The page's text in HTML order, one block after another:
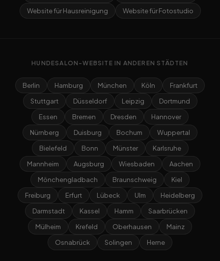
Website für Hausreinigung
Website für Fotostudio
HUNDESALON-WEBSITE IN ANDEREN STÄDTEN
Berlin Hamburg München Köln
Frankfurt
Stuttgart
Düsseldorf Leipzig
Dortmund
Essen
Bremen Dresden
Hannover
Nürnberg
Duisburg Bochum
Wuppertal
Bielefeld
Bonn Münster
Karlsruhe
Mannheim
Augsburg Wiesbaden
Aachen
Mönchengladbach
Braunschweig
Kiel
Freiburg
Erfurt Lübeck Ulm
Heidelberg
Darmstadt
Kassel Hamm
Saarbrücken
Mülheim
Krefeld Oberhausen
Mainz
Osnabrück
Solingen Herne